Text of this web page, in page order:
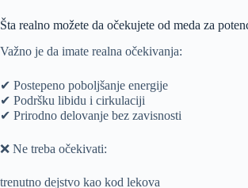
Šta realno možete da očekujete od meda za
Važno je da imate realna očekivanja:
✔ Postepeno poboljšanje energije
✔ Podršku libidu i cirkulaciji
✔ Prirodno delovanje bez zavisnosti
❌ Ne treba očekivati:
trenutno dejstvo kao kod lekova